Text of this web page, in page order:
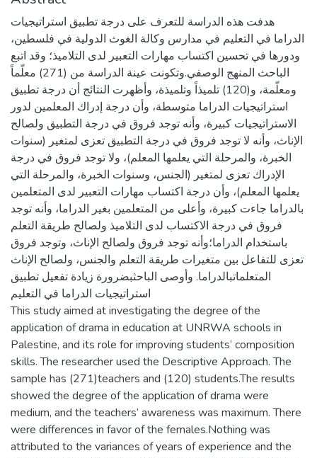
هدفت هذه الدراسة للتعرف على درجة تطبيق استراتيجيات
الدراما في التعليم في مدارس وكالة الغوث الدولية في فلسطين،
ودورها في تحسين اكتساب مهارات التعبير لدى التلاميذ؛ وقد اتبع
الباحث المنهج الوصفي.وتكونت عينة الدراسة من (271) معلّماً
ومعلّمة، و(120) تلميذاً وتلميذة، وأظهرت النتائج أن درجة تطبيق
استراتيجيات الدراما متوسطة، وأن درجة إدراك المعلمين لدور
الاستراتيجيات كبيرة، وأنه توجد فروق في درجة التطبيق ولصالح
الإناث، وأنه لا توجد فروق في درجة التطبيق تعزى لمتغير (سنوات
الخبرة، والمرحلة التي يعلمها المعلم)، ولا توجد فروق في درجة
الإدراك تعزى لمتغير (الجنس، وسنوات الخبرة، والمرحلة التي
يعلمها المعلم)، وأن درجة اكتساب مهارات التعبير لدى المتعلمين
بالدراما جاءت كبيرة، وأعلى من المتعلمين بغير الدراما، وأنه توجد
فروق في درجة الاكتساب لدى التلاميذ ولصالح طريقة التعلم
باستخدام الدراما؛وأنه توجد فروق ولصالح الإناث، وتوجد فروق
تعزى للتفاعل بين متغيرات طريقة التعلم والجنس، ولصالح الإناث
المتعلماتبالدراما. وأوصى الباحثبضرورة زيادة تفعيل تطبيق
استراتيجيات الدراما في التعليم
This study aimed at investigating the degree of the
application of drama in education at UNRWA schools in
Palestine, and its role for improving students’ composition
skills. The researcher used the Descriptive Approach. The
sample has (271)teachers and (120) students.The results
showed the degree of the application of drama were
medium, and the teachers’ awareness was maximum. There
were differences in favor of the females.Nothing was
attributed to the variances of years of experience and the